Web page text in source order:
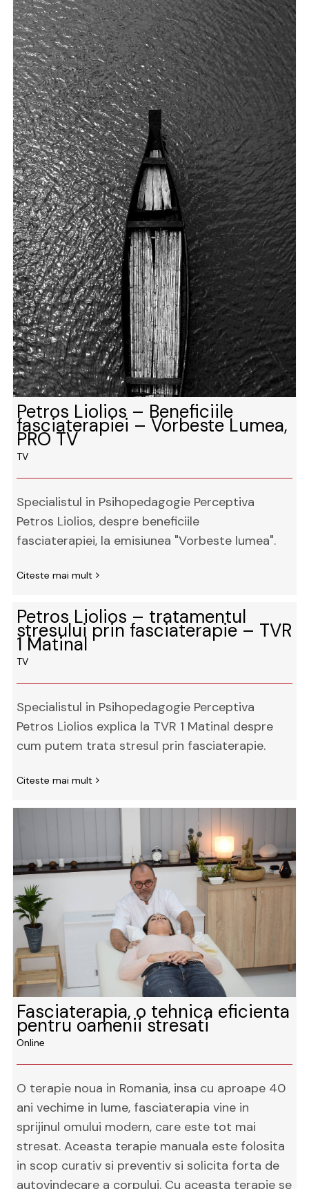
Petros Liolios – Beneficiile
fasciaterapiei – Vorbeste Lumea,
PRO TV
TV
Specialistul in Psihopedagogie Perceptiva
Petros Liolios, despre beneficiile
fasciaterapiei, la emisiunea "Vorbeste lumea".
Citeste mai mult
Petros Liolios – tratamentul
stresului prin fasciaterapie – TVR
1 Matinal
TV
Specialistul in Psihopedagogie Perceptiva
Petros Liolios explica la TVR 1 Matinal despre
cum putem trata stresul prin fasciaterapie.
Citeste mai mult
Fasciaterapia, o tehnica eficienta
pentru oamenii stresati
Online
O terapie noua in Romania, insa cu aproape 40
ani vechime in lume, fasciaterapia vine in
sprijinul omului modern, care este tot mai
stresat. Aceasta terapie manuala este folosita
in scop curativ si preventiv si solicita forta de
autovindecare a corpului. Cu aceasta terapie se